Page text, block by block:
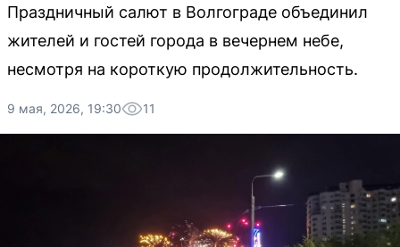
Праздничный салют в Волгограде объединил
жителей и гостей города в вечернем небе,
несмотря на короткую продолжительность.
9 мая, 2026, 19:30 11